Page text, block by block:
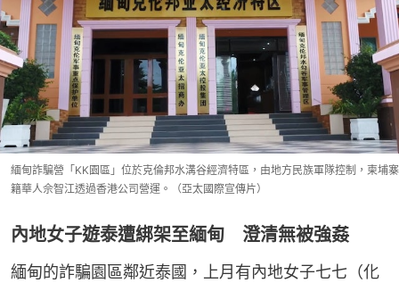
緬甸詐騙營「KK園區」位於克倫邦水溝谷經濟特區，由地方民族軍隊控制，柬埔寨
籍華人佘智江透過香港公司營運。（亞太國際宣傳片）
內地女子遊泰遭綁架至緬甸 澄清無被強姦
緬甸的詐騙園區鄰近泰國，上月有內地女子七七（化